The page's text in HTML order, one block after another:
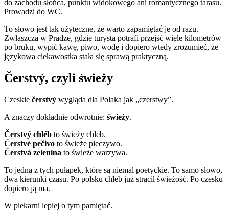
do zachodu słońca, punktu widokowego ani romantycznego tarasu.
Prowadzi do WC.
To słowo jest tak użyteczne, że warto zapamiętać je od razu.
Zwłaszcza w Pradze, gdzie turysta potrafi przejść wiele kilometrów
po bruku, wypić kawę, piwo, wodę i dopiero wtedy zrozumieć, że
językowa ciekawostka stała się sprawą praktyczną.
Čerstvý, czyli świeży
Czeskie čerstvý wygląda dla Polaka jak „czerstwy”.
A znaczy dokładnie odwrotnie: świeży.
Čerstvý chléb to świeży chleb.
Čerstvé pečivo to świeże pieczywo.
Čerstvá zelenina to świeże warzywa.
To jedna z tych pułapek, które są niemal poetyckie. To samo słowo,
dwa kierunki czasu. Po polsku chleb już stracił świeżość. Po czesku
dopiero ją ma.
W piekarni lepiej o tym pamiętać.